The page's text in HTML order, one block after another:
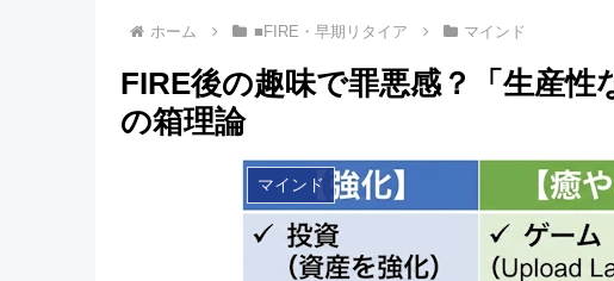
ホーム ■FIRE・早期リタイア マインド
FIRE後の趣味で罪悪感？「生産
の箱理論
マインド